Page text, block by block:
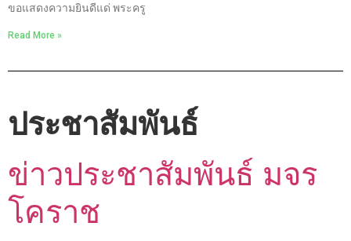
ขอแสดงความยินดีแด่ พระครู
Read More »
ประชาสัมพันธ์
ข่าวประชาสัมพันธ์ มจร
โคราช